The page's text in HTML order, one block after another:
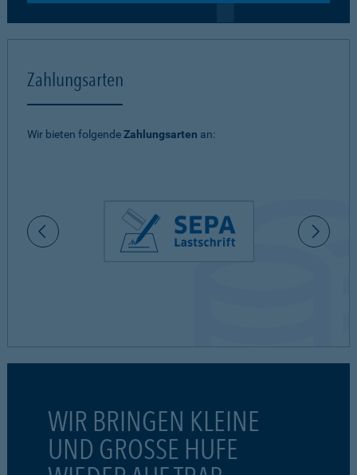
Zahlungsarten
Wir bieten folgendeZahlungsarten an:
WIR BRINGEN KLEINE
UND GROSSE HUFE